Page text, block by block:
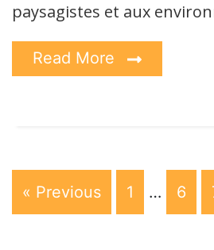
paysagistes et aux
Read More
« Previous 1 … 6